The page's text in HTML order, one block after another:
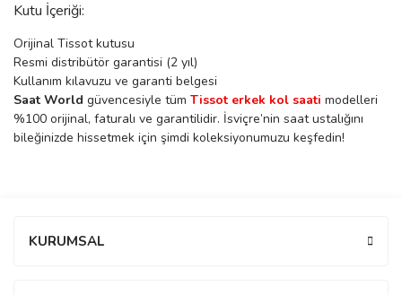
Kutu İçeriği:
Orijinal Tissot kutusu
Resmi distribütör garantisi (2 yıl)
Kullanım kılavuzu ve garanti belgesi
Saat World güvencesiyle tüm Tissot erkek kol saati modelleri
%100 orijinal, faturalı ve garantilidir. İsviçre’nin saat ustalığını
bileğinizde hissetmek için şimdi koleksiyonumuzu keşfedin!
KURUMSAL